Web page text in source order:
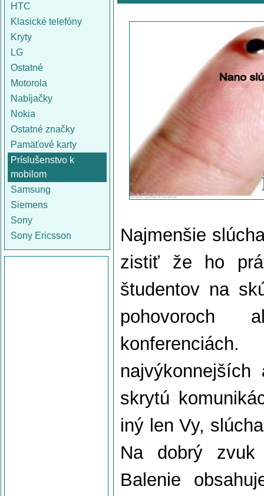
HTC
Klasické telefóny
Kryty
LG
Ostatné
Motorola
Nabíjačky
Nokia
Ostatné značky
Pamäťové karty
Príslušenstvo k
mobilom
Samsung
Siemens
Sony
Sony Ericsson
Najmenšie
zistiť že ho
študentov na
pohovoroch
skrytú
iný len Vy,
Na dobrý
Balenie